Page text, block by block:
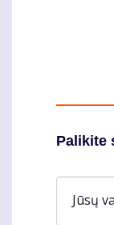
Palikite
Jūsų